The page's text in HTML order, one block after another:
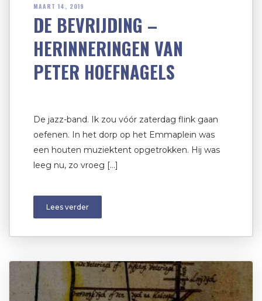
MAART 14, 2019
DE BEVRIJDING –
HERINNERINGEN VAN
PETER HOEFNAGELS
De jazz-band. Ik zou vóór zaterdag flink gaan
oefenen. In het dorp op het Emmaplein was
een houten muziektent opgetrokken. Hij was
leeg nu, zo vroeg […]
Lees verder